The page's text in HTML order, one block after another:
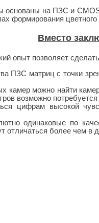
основаны на ПЗС и
формирования
Вместо
опыт позволяет
ПЗС матриц с точки
камер можно найти
возможно потребуется
цифрам высокой
одинаковые по
отличаться более чем в